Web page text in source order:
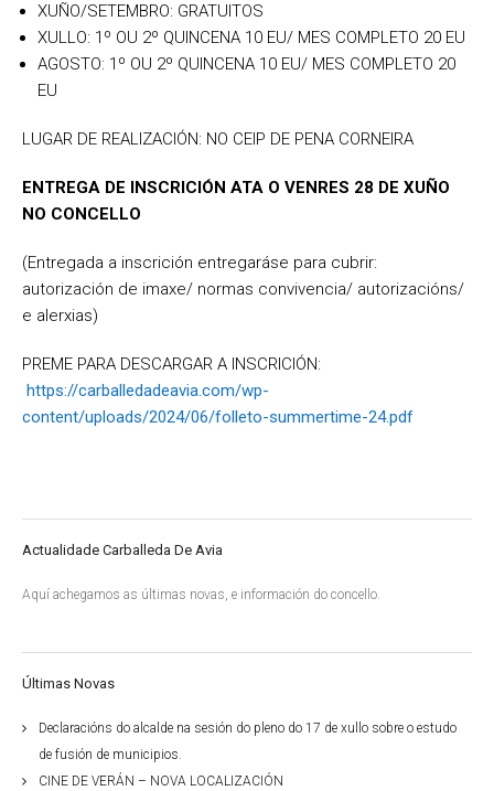
XUÑO/SETEMBRO: GRATUITOS
XULLO: 1º OU 2º QUINCENA 10 EU/ MES COMPLETO 20 EU
AGOSTO: 1º OU 2º QUINCENA 10 EU/ MES COMPLETO 20
EU
LUGAR DE REALIZACIÓN: NO CEIP DE PENA CORNEIRA
ENTREGA DE INSCRICIÓN ATA O VENRES 28 DE XUÑO
NO CONCELLO
(Entregada a inscrición entregaráse para cubrir:
autorización de imaxe/ normas convivencia/ autorizacións/
e alerxias)
PREME PARA DESCARGAR A INSCRICIÓN:
https://carballedadeavia.com/wp-
content/uploads/2024/06/folleto-summertime-24.pdf
Actualidade Carballeda De Avia
Aquí achegamos as últimas novas, e información do concello.
Últimas Novas
Declaracións do alcalde na sesión do pleno do 17 de xullo sobre o estudo
de fusión de municipios.
CINE DE VERÁN – NOVA LOCALIZACIÓN